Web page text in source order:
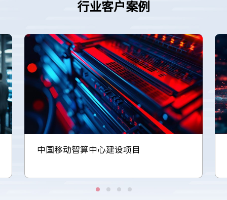
行业客户案例
中国移动智算中心建设项目